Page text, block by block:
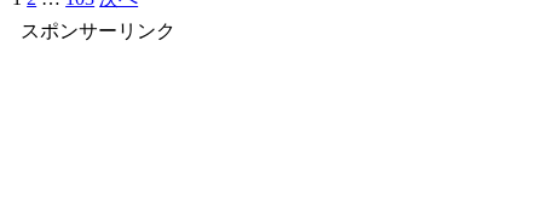
スポンサーリンク